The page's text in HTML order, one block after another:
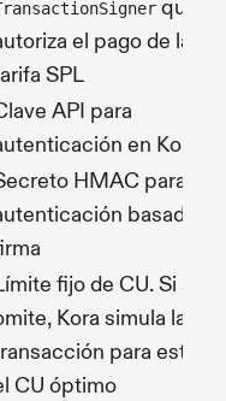
que
el pago de la
SPL
API para
en Kora
HMAC para
basada en
fijo de CU. Si se
Kora simula la
para estimar
CU óptimo